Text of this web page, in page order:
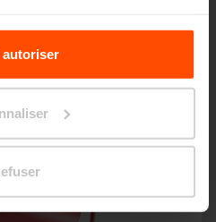
consulter le
the Processing Personal
autoriser